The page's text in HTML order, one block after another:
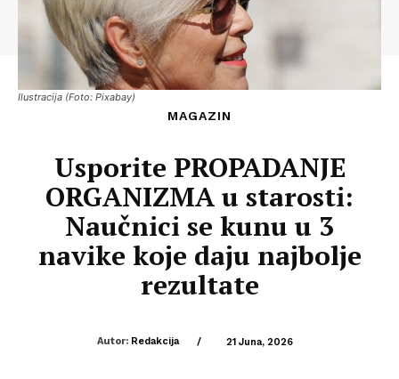
Ilustracija (Foto: Pixabay)
MAGAZIN
Usporite PROPADANJE
ORGANIZMA u starosti:
Naučnici se kunu u 3
navike koje daju najbolje
rezultate
Autor: Redakcija / 21 Juna, 2026